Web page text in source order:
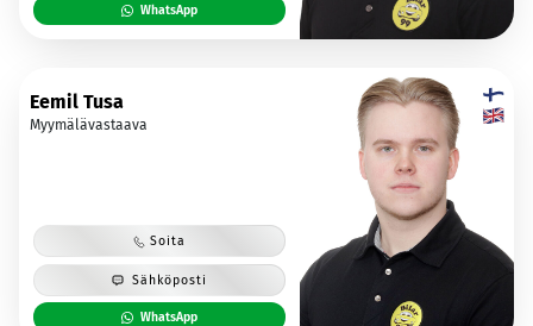
WhatsApp
Eemil Tusa
Myymälävastaava
Soita
Sähköposti
WhatsApp